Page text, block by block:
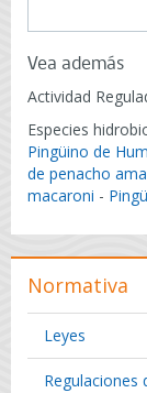
Vea además
Actividad
Especies
Pingüino de
de penacho
macaroni -
Normativa
Leyes
Regulaciones